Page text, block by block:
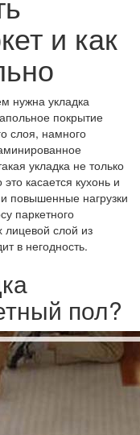
и как
нужна укладка
покрытие
слоя, намного
укладка не только
касается кухонь и
повышенные нагрузки
паркетного
лицевой слой из
в негодность.
пол?